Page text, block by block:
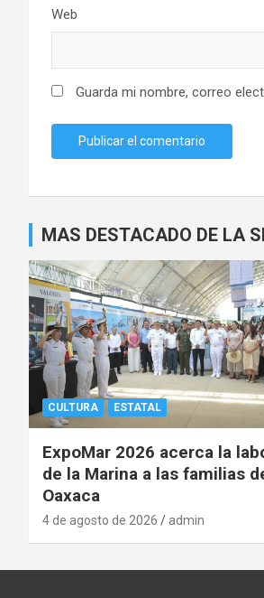
Web
Guarda mi nombre, correo
MAS DESTACADO DE LA
CULTURA ESTATAL
ExpoMar 2026 acerca la
de la Marina a las familias
Oaxaca
4 de agosto de 2026 admin